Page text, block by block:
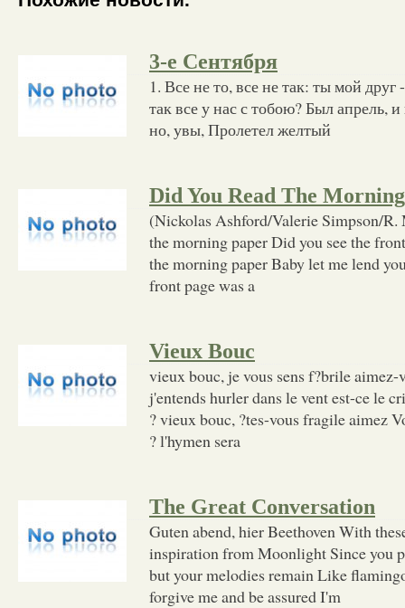
3-е Сентября
1. Все не то, все не так: ты мой друг
так все у нас с тобою? Был апрель,
но, увы, Пролетел желтый
Did You Read The
(Nickolas Ashford/Valerie Simpson/R.
the morning paper Did you see the
the morning paper Baby let me lend
front page was a
Vieux Bouc
vieux bouc, je vous sens f?brile
j'entends hurler dans le vent est-ce le
? vieux bouc, ?tes-vous fragile aimez
? l'hymen sera
The Great Conversation
Guten abend, hier Beethoven With
inspiration from Moonlight Since you
but your melodies remain Like
forgive me and be assured I'm